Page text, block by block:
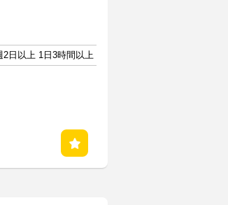
2日以上 1日3時間以上